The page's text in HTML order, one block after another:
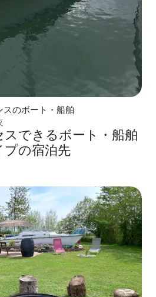
スのボート・船舶
スできるボート・船舶
プの宿泊先